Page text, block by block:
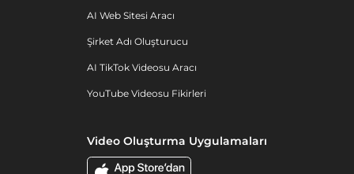
AI Web Sitesi Aracı
Şirket Adı Oluşturucu
AI TikTok Videosu Aracı
YouTube Videosu Fikirleri
Video Oluşturma Uygulamaları